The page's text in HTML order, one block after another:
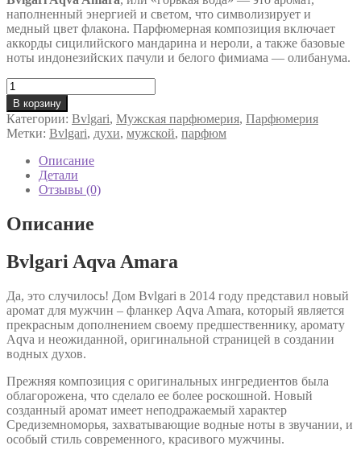
наполненный энергией и светом, что символизирует и
медный цвет флакона. Парфюмерная композиция включает
аккорды сицилийского мандарина и нероли, а также базовые
ноты индонезийских пачули и белого фимиама — олибанума.
Количество
товара
Bvlgari
Aqva
Amara
туалетная
вода
мужская
В корзину
Категории: Bvlgari, Мужская парфюмерия, Парфюмерия
Метки: Bvlgari, духи, мужской, парфюм
Описание
Детали
Отзывы (0)
Описание
Bvlgari Aqva Amara
Да, это случилось! Дом Bvlgari в 2014 году представил новый
аромат для мужчин – фланкер Aqva Amara, который является
прекрасным дополнением своему предшественнику, аромату
Aqva и неожиданной, оригинальной страницей в создании
водных духов.
Прежняя композиция с оригинальных ингредиентов была
облагорожена, что сделало ее более роскошной. Новый
созданный аромат имеет неподражаемый характер
Средиземноморья, захватывающие водные ноты в звучании, и
особый стиль современного, красивого мужчины.